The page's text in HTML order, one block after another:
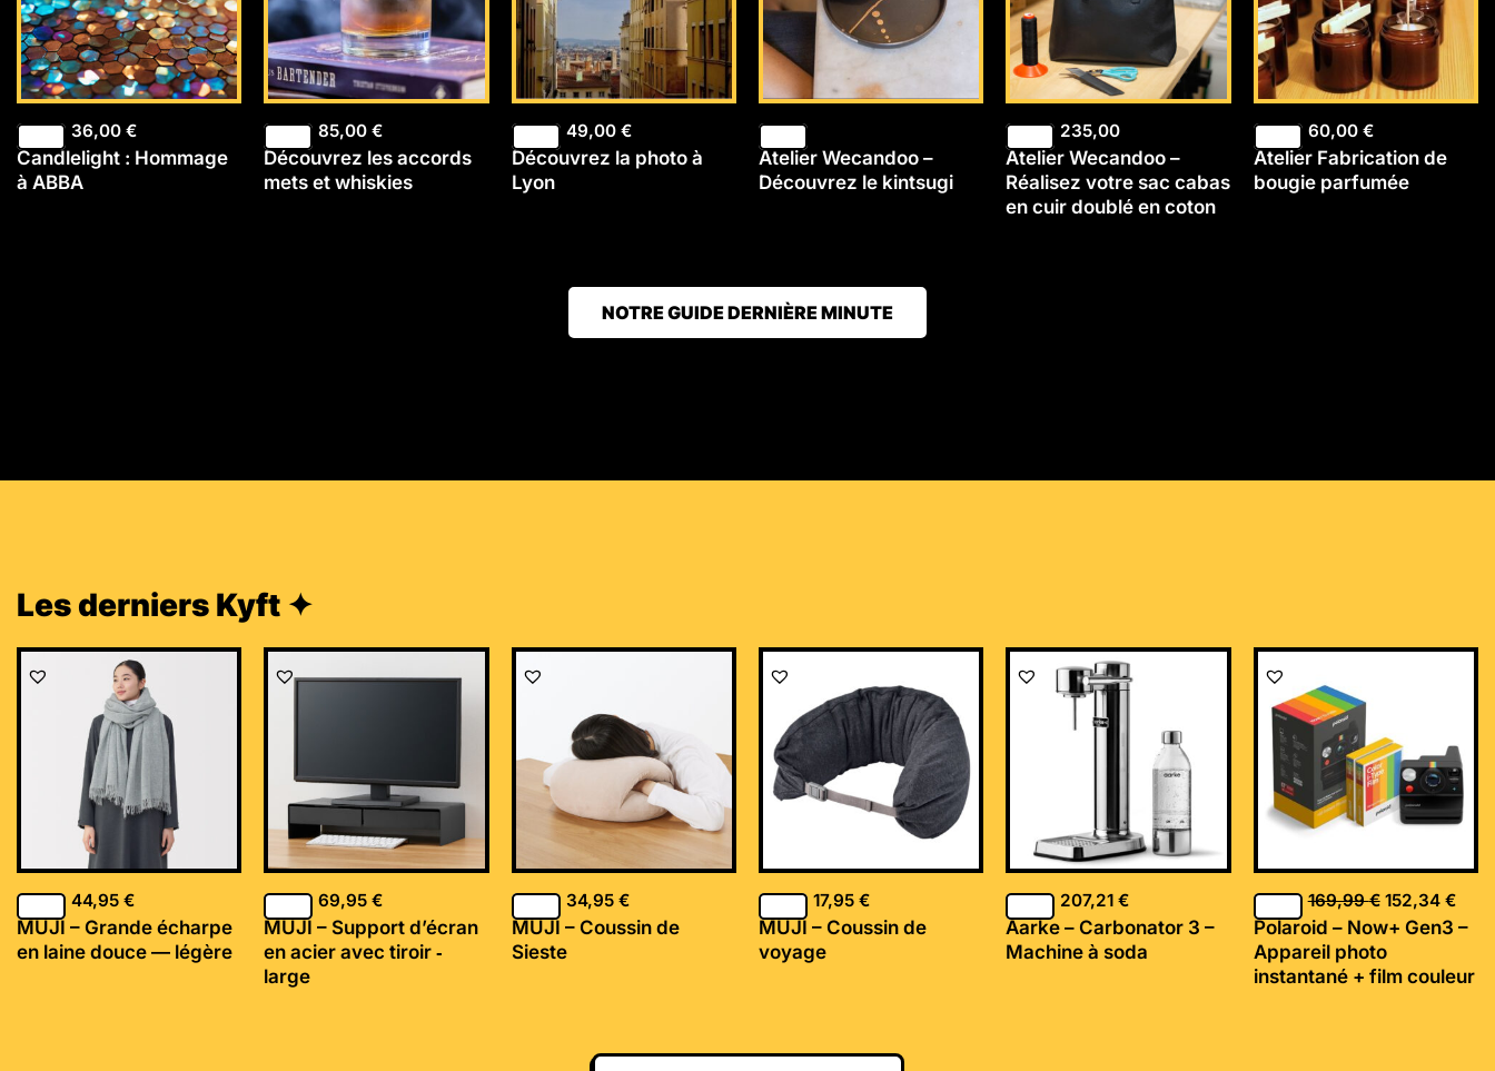
36,00 €
Candlelight : Hommage
à ABBA
85,00€
Découvrez les accords
mets et whiskies
49,00 €
Découvrez la photo à
Lyon
Atelier Wecandoo –
Découvrez le kintsugi
235,00
Atelier Wecandoo –
Réalisez votre sac cabas
en cuir doublé en coton
60,00 €
Atelier Fabrication de
bougie parfumée
NOTRE GUIDE DERNIÈRE MINUTE
Les derniers Kyft ✦
44,95 €
MUJI – Grande écharpe
en laine douce — légère
69,95€
MUJI – Support d’écran
en acier avec tiroir ‐
large
34,95 €
MUJI – Coussin de
Sieste
17,95 €
MUJI – Coussin de
voyage
207,21€
Aarke – Carbonator 3 –
Machine à soda
169,99€
Le
169,99 €.
152,34 €
Le
Polaroid – Now+ Gen3 –
Appareil photo
instantané + film couleur